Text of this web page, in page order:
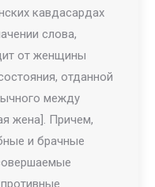
кавдасардах
слова,
от женщины
отданной
между
жена]. Причем,
и брачные